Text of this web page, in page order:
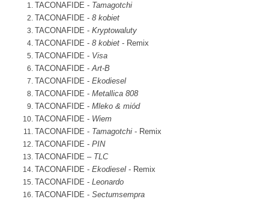
TACONAFIDE - Tamagotchi
TACONAFIDE - 8 kobiet
TACONAFIDE - Kryptowaluty
TACONAFIDE - 8 kobiet - Remix
TACONAFIDE - Visa
TACONAFIDE -Art-B
TACONAFIDE - Ekodiesel
TACONAFIDE - Metallica 808
TACONAFIDE - Mleko & miód
TACONAFIDE - Wiem
TACONAFIDE - Tamagotchi - Remix
TACONAFIDE - PIN
TACONAFIDE – TLC
TACONAFIDE - Ekodiesel - Remix
TACONAFIDE - Leonardo
TACONAFIDE - Sectumsempra